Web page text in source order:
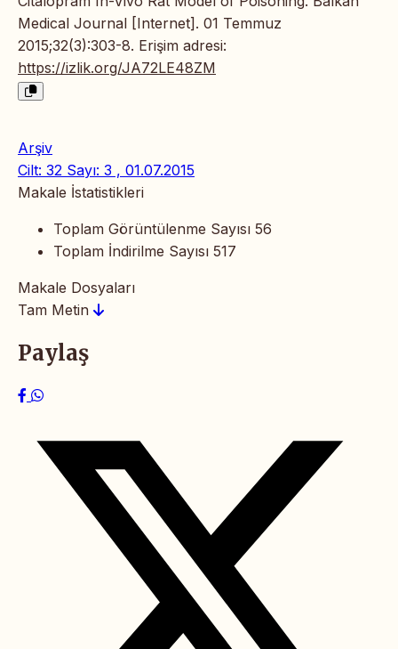
Medical Journal [Internet]. 01 Temmuz
2015;32(3):303-8. Erişim adresi:
https://izlik.org/JA72LE48ZM
Arşiv
Cilt: 32 Sayı: 3 , 01.07.2015
Makale İstatistikleri
Toplam Görüntülenme Sayısı 56
Toplam İndirilme Sayısı 517
Makale Dosyaları
Tam Metin
Paylaş